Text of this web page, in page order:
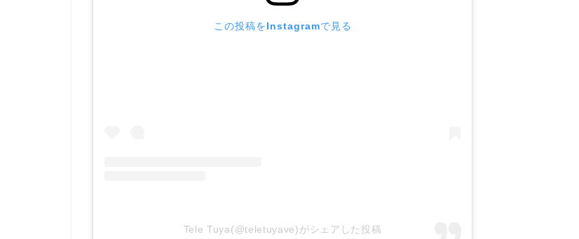
この投稿をInstagramで見る
Tele Tuya(@teletuyave)がシェアした投稿